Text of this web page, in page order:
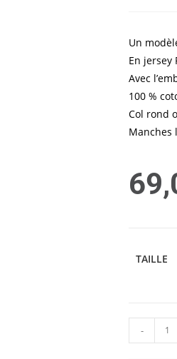
Un
En jersey
Avec
100 %
Col rond
Manches
TAILLE
-